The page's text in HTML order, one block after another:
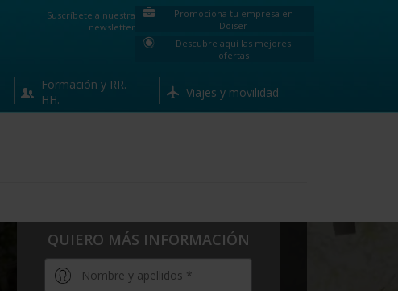
Suscríbete a nuestra
newsletter
Promociona tu empresa en
Doiser
Descubre aquí las mejores
ofertas
Quiero más información
-25%
Formación y RR.
HH.
Viajes y movilidad
QUIERO MÁS INFORMACIÓN